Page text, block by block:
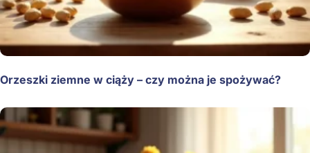
Orzeszki ziemne w ciąży – czy można je spożywać?